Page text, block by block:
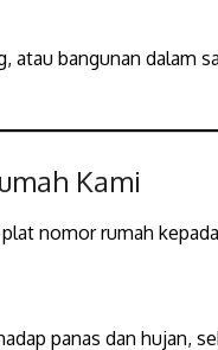
atau bangunan dalam
Kami
nomor rumah
panas dan hujan,